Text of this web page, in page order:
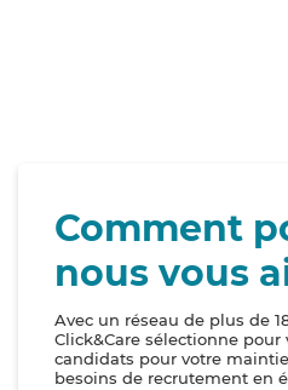
Comment
nous vous
Avec un réseau de plus de
Click&Care sélectionne
candidats pour votre
besoins de recrutement en